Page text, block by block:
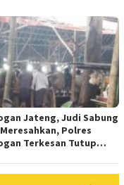
Jateng, Judi Sabung
Polres
Terkesan Tutup